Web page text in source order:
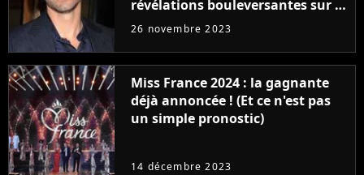
révélations bouleversantes sur la
réaction des acteurs de Fast and
26 novembre 2023
Miss France 2024 : la gagnante
déjà annoncée ! (Et ce n'est pas
un simple pronostic)
14 décembre 2023